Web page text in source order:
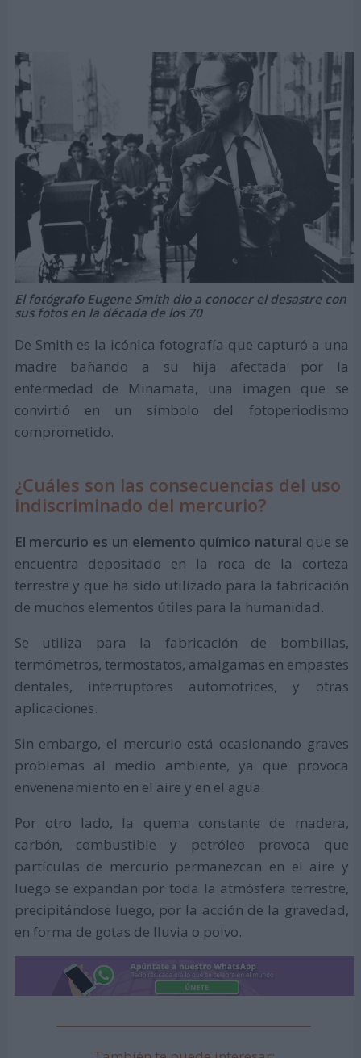
El fotógrafo Eugene Smith dio a conocer el desastre con
sus fotos en la década de los 70
De Smith es la icónica fotografía que capturó a una
madre bañando a su hija afectada por la
enfermedad de Minamata, una imagen que se
convirtió en un símbolo del fotoperiodismo
comprometido.
¿Cuáles son las consecuencias del uso
indiscriminado del mercurio?
El mercurio es un elemento químico natural que se
encuentra depositado en la roca de la corteza
terrestre y que ha sido utilizado para la fabricación
de muchos elementos útiles para la humanidad.
Se utiliza para la fabricación de bombillas,
termómetros, termostatos, amalgamas en empastes
dentales, interruptores automotrices, y otras
aplicaciones.
Sin embargo, el mercurio está ocasionando graves
problemas al medio ambiente, ya que provoca
envenenamiento en el aire y en el agua.
Por otro lado, la quema constante de madera,
carbón, combustible y petróleo provoca que
partículas de mercurio permanezcan en el aire y
luego se expandan por toda la atmósfera terrestre,
precipitándose luego, por la acción de la gravedad,
en forma de gotas de lluvia o polvo.